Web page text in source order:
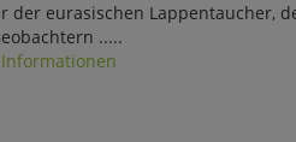
der eurasischen Lappentaucher,
.....